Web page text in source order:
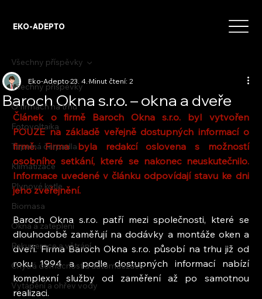
EKO-ADEPTO
Všechny příspěvky
O firmách na trhu
Fotovoltaika
Tepelná čerpadla
Klimatizace
Plynové kotle
Biomasa
Okna a zateplení
Rekuperace a větrání
Chytrá domácnost a automatizace
Vytápění a ohřev vody
Všechny příspěvky
Baroch Okna s.r.o. – okna a dveře
Eko-Adepto23. 4.Minut čtení: 2
Článek o firmě Baroch Okna s.r.o. byl vytvořen
POUZE na základě veřejně dostupných informací o
firmě. Firma byla redakcí oslovena s možností
osobního setkání, které se nakonec neuskutečnilo.
Informace uvedené v článku odpovídají stavu ke dni
jeho zveřejnění.
Baroch Okna s.r.o. patří mezi společnosti, které se
dlouhodobě zaměřují na dodávky a montáže oken a
dveří. Firma Baroch Okna s.r.o. působí na trhu již od
roku 1994 a podle dostupných informací nabízí
komplexní služby od zaměření až po samotnou
realizaci.